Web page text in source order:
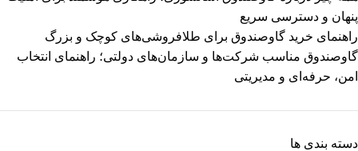
پنهان و دسترسی سریع
راهنمای خرید گاوصندوق برای طلافروشی‌های کوچک و بزرگ
گاوصندوق مناسب شرکت‌ها و سازمان‌های دولتی؛ راهنمای انتخاب
امن، حرفه‌ای و مدیریتی
دسته بندی ها